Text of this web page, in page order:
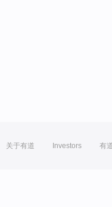
关于有道 Investors 有